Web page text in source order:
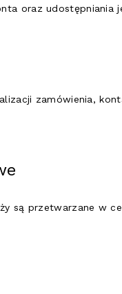
oraz udostępniania
zamówienia,
są przetwarzane w